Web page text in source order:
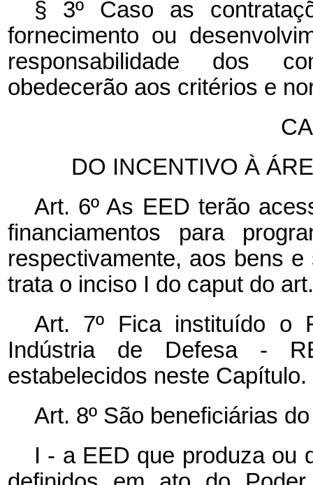
§ 3º Caso as
fornecimento ou
responsabilidade dos
obedecerão aos critérios e
DO INCENTIVO À
Art. 6º As EED terão
financiamentos para
respectivamente, aos bens
trata o inciso I do caput do
Art. 7º Fica instituído o
Indústria de Defesa -
estabelecidos neste Capítulo.
Art. 8º São beneficiárias
I - a EED que produza ou